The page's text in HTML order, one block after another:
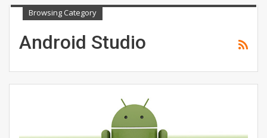
Browsing Category
Android Studio